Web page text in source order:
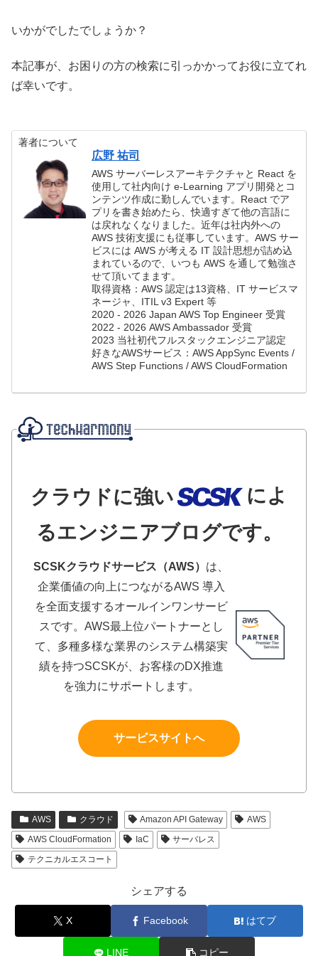
いかがでしたでしょうか？
本記事が、お困りの方の検索に引っかかってお役に立てれ
ば幸いです。
著者について
広野 祐司
AWS サーバーレスアーキテクチャと React を
使用して社内向け e-Learning アプリ開発とコ
ンテンツ作成に勤しんでいます。React でア
プリを書き始めたら、快適すぎて他の言語に
は戻れなくなりました。近年は社内外への
AWS 技術支援にも従事しています。AWS サー
ビスには AWS が考える IT 設計思想が詰め込
まれているので、いつも AWS を通して勉強さ
せて頂いてまます。
取得資格：AWS 認定は13資格、IT サービスマ
ネージャ、ITIL v3 Expert 等
2020 - 2026 Japan AWS Top Engineer 受賞
2022 - 2026 AWS Ambassador 受賞
2023 当社初代フルスタックエンジニア認定
好きなAWSサービス：AWS AppSync Events /
AWS Step Functions / AWS CloudFormation
クラウドに強い
によ
るエンジニアブログです。
SCSKクラウドサービス（AWS） は、
企業価値の向上につながるAWS 導入
を全面支援するオールインワンサービ
スです。AWS最上位パートナーとし
て、多種多様な業界のシステム構築実
績を持つSCSKが、お客様のDX推進
を強力にサポートします。
サービスサイトへ
AWS クラウド Amazon API Gateway
AWS
AWS CloudFormation
IaC
サーバレス
テクニカルエスコート
シェアする
X Facebook はてブ
LINE コピー